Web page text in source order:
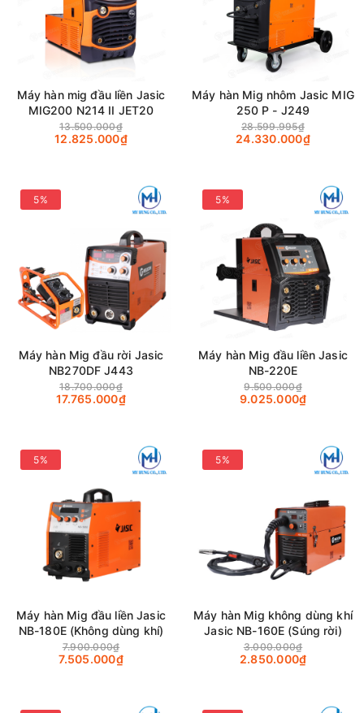
Máy hàn mig đầu liền Jasic
MIG200 N214 II JET20
13.500.000₫
12.825.000₫
Máy hàn Mig nhôm Jasic MIG
250 P - J249
28.599.995₫
24.330.000₫
5%
Máy hàn Mig đầu rời Jasic
NB270DF J443
18.700.000₫
17.765.000₫
5%
Máy hàn Mig đầu liền Jasic
NB-220E
9.500.000₫
9.025.000₫
5%
Máy hàn Mig đầu liền Jasic
NB-180E (Không dùng khí)
7.900.000₫
7.505.000₫
5%
Máy hàn Mig không dùng khí
Jasic NB-160E (Súng rời)
3.000.000₫
2.850.000₫